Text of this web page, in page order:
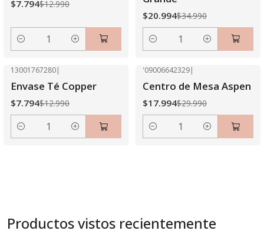
$7.794$12.990
Cantidad
$20.994$34.990
Cantidad
13001767280|
Envase Té Copper
$7.794$12.990
Cantidad
'09006642329|
Centro de Mesa Aspen
$17.994$29.990
Cantidad
Productos vistos recientemente